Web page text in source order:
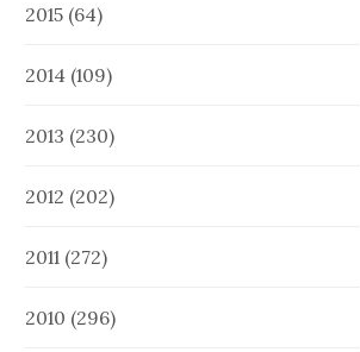
2015 (64)
2014 (109)
2013 (230)
2012 (202)
2011 (272)
2010 (296)